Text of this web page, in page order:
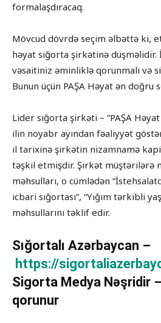
formalaşdıracaq.
Mövcud dövrdə seçim əlbəttə ki,
həyat sığorta şirkətinə
vəsaitiniz əminliklə qorunmalı və
Bunun üçün PAŞA Həyat ən doğru
Lider sığorta şirkəti – “PAŞA Həyat
ilin noyabr ayından fəaliyyət
il tarixinə şirkətin nizamnamə
təşkil etmişdir. Şirkət müştərilərə
məhsulları, o cümlədən
icbari sığortası”, “Yığım tərkibli
məhsullarını təklif edir.
Sığortalı Azərbaycan –
https://
Sigorta Medya Nəşridir
qorunur